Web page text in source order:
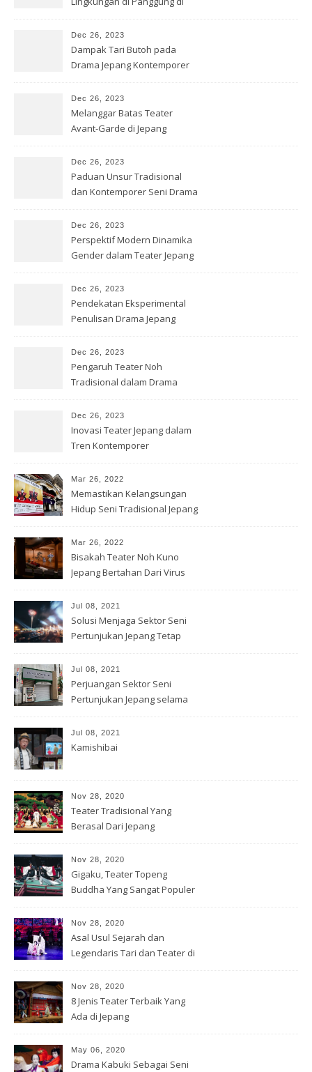
Dec 26, 2023
Dampak Tari Butoh pada
Drama Jepang Kontemporer
Dec 26, 2023
Melanggar Batas Teater
Avant-Garde di Jepang
Dec 26, 2023
Paduan Unsur Tradisional
dan Kontemporer Seni Drama
Dec 26, 2023
Perspektif Modern Dinamika
Gender dalam Teater Jepang
Dec 26, 2023
Pendekatan Eksperimental
Penulisan Drama Jepang
Dec 26, 2023
Pengaruh Teater Noh
Tradisional dalam Drama
Dec 26, 2023
Inovasi Teater Jepang dalam
Tren Kontemporer
Mar 26, 2022
Memastikan Kelangsungan
Hidup Seni Tradisional Jepang
Mar 26, 2022
Bisakah Teater Noh Kuno
Jepang Bertahan Dari Virus
Jul 08, 2021
Solusi Menjaga Sektor Seni
Pertunjukan Jepang Tetap
Jul 08, 2021
Perjuangan Sektor Seni
Pertunjukan Jepang selama
Jul 08, 2021
Kamishibai
Nov 28, 2020
Teater Tradisional Yang
Berasal Dari Jepang
Nov 28, 2020
Gigaku, Teater Topeng
Buddha Yang Sangat Populer
Nov 28, 2020
Asal Usul Sejarah dan
Legendaris Tari dan Teater di
Nov 28, 2020
8 Jenis Teater Terbaik Yang
Ada di Jepang
May 06, 2020
Drama Kabuki Sebagai Seni